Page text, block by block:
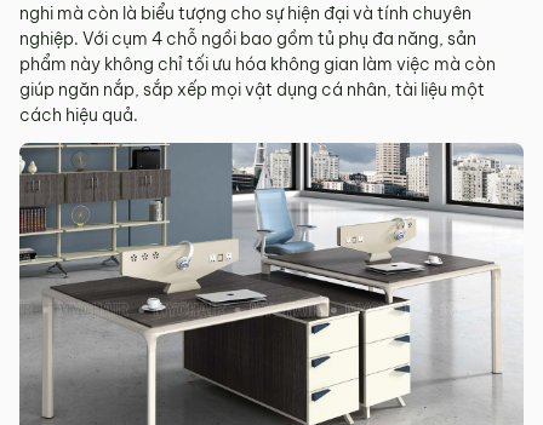
nghi mà còn là biểu tượng cho sự hiện đại và tính chuyên
nghiệp. Với cụm 4 chỗ ngồi bao gồm tủ phụ đa năng, sản
phẩm này không chỉ tối ưu hóa không gian làm việc mà còn
giúp ngăn nắp, sắp xếp mọi vật dụng cá nhân, tài liệu một
cách hiệu quả.